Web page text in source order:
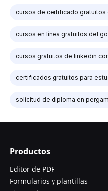
cursos de certificado gratuitos
cursos en línea gratuitos del
cursos gratuitos de linkedin
certificados gratuitos para
solicitud de diploma en
Productos
Editor de PDF
Formularios y plantillas